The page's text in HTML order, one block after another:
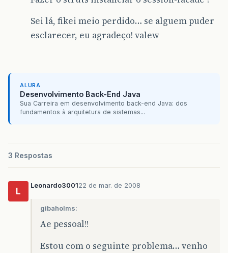
Sei lá, fikei meio perdido… se alguem puder
esclarecer, eu agradeço! valew
ALURA
Desenvolvimento Back-End Java
Sua Carreira em desenvolvimento back-end Java: dos
fundamentos à arquitetura de sistemas...
3 Respostas
L
Leonardo300122 de mar. de 2008
gibaholms:
Ae pessoal!!
Estou com o seguinte problema… venho